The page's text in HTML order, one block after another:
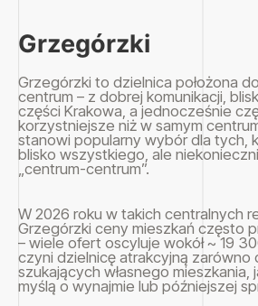
Grzegórzki
Grzegórzki to dzielnica położona
centrum – z dobrej komunikacji,
części Krakowa, a jednocześnie
korzystniejsze niż w samym
stanowi popularny wybór dla tych,
blisko wszystkiego, ale
„centrum-centrum”.
W 2026 roku w takich centralnych
Grzegórzki ceny mieszkań często
– wiele ofert oscyluje wokół ~ 19
czyni dzielnicę atrakcyjną zarówno
szukających własnego mieszkania,
myślą o wynajmie lub późniejszej